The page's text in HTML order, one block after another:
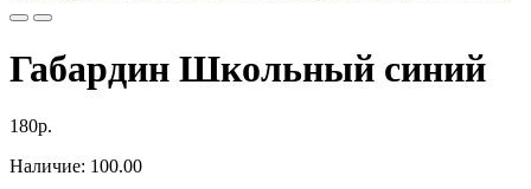
Габардин Школьный синий
180р.
Наличие: 100.00